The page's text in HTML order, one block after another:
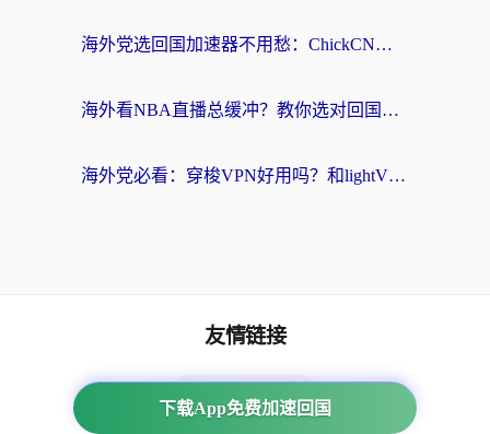
海外党选回国加速器不用愁：ChickCN和SpeedCN好用吗？实测对比+避坑指南
海外看NBA直播总缓冲？教你选对回国加速器，无缝看球还能刷国内剧
海外党必看：穿梭VPN好用吗？和lightVPN对比哪个回国效果更好？附真实体验与选择指南
下载App免费加速回国
友情链接
海外回国加速器